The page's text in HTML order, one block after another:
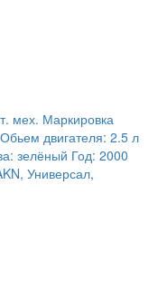
мех. Маркировка
двигателя: 2.5 л
зелёный Год: 2000
Универсал,